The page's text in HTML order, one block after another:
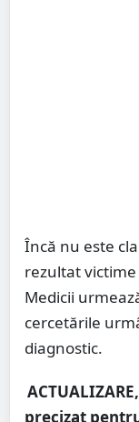
Încă nu este
rezultat
Medicii
cercetările
diagnostic.
precizat